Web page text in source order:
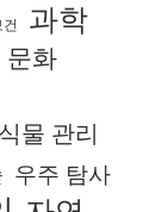
과학
문화
식물 관리
우주 탐사